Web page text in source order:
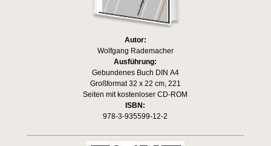
Autor:
Wolfgang Rademacher
Ausführung:
Gebundenes Buch DIN A4
Großformat 32 x 22 cm, 221
Seiten mit kostenloser CD-ROM
ISBN:
978-3-935599-12-2